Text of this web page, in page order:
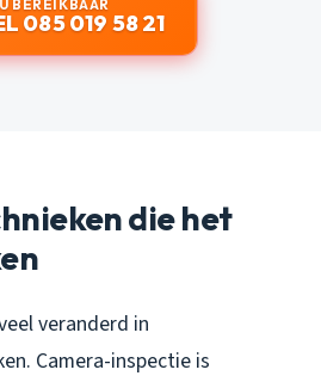
BEREIKBAAR
085 019 58 21
die het
veranderd in
Camera-inspectie is